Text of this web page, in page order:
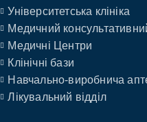
Університетська клініка
Медичний
Медичні Центри
Клінічні бази
Навчально-виробнича
Лікувальний відділ